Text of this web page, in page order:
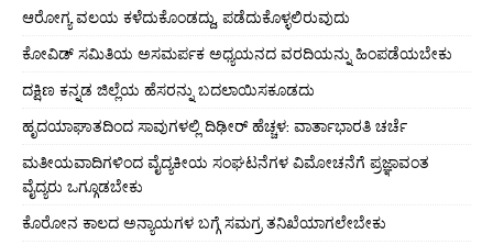
ಆರೋಗ್ಯ ವಲಯ ಕಳೆದುಕೊಂಡದ್ದು, ಪಡೆದುಕೊಳ್ಳಲಿರುವುದು
ಕೋವಿಡ್ ಸಮಿತಿಯ ಅಸಮರ್ಪಕ ಅಧ್ಯಯನದ ವರದಿಯನ್ನು ಹಿಂಪಡೆಯಬೇಕು
ದಕ್ಷಿಣ ಕನ್ನಡ ಜಿಲ್ಲೆಯ ಹೆಸರನ್ನು ಬದಲಾಯಿಸಕೂಡದು
ಹೃದಯಾಘಾತದಿಂದ ಸಾವುಗಳಲ್ಲಿ ದಿಢೀರ್ ಹೆಚ್ಚಳ: ವಾರ್ತಾಭಾರತಿ ಚರ್ಚೆ
ಮತೀಯವಾದಿಗಳಿಂದ ವೈದ್ಯಕೀಯ ಸಂಘಟನೆಗಳ ವಿಮೋಚನೆಗೆ ಪ್ರಜ್ಞಾವಂತ
ವೈದ್ಯರು ಒಗ್ಗೂಡಬೇಕು
ಕೊರೋನ ಕಾಲದ ಅನ್ಯಾಯಗಳ ಬಗ್ಗೆ ಸಮಗ್ರ ತನಿಖೆಯಾಗಲೇಬೇಕು